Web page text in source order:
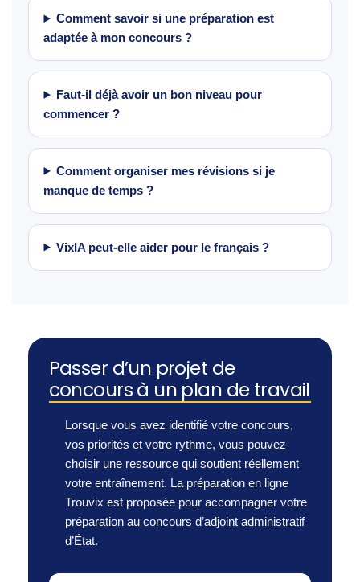
Comment savoir si une préparation est
adaptée à mon concours ?
Faut-il déjà avoir un bon niveau pour
commencer ?
Comment organiser mes révisions si je
manque de temps ?
VixIA peut-elle aider pour le français ?
Passer d’un projet de
concours à un plan de travail
Lorsque vous avez identifié votre concours,
vos priorités et votre rythme, vous pouvez
choisir une ressource qui soutient réellement
votre entraînement. La préparation en ligne
Trouvix est proposée pour accompagner votre
préparation au concours d’adjoint administratif
d’État.